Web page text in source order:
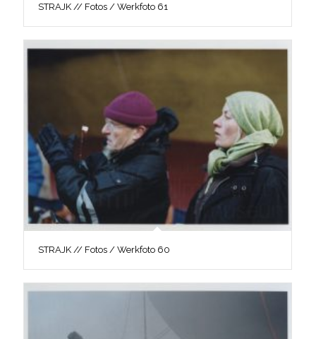
STRAJK // Fotos / Werkfoto 61
STRAJK // Fotos / Werkfoto 60